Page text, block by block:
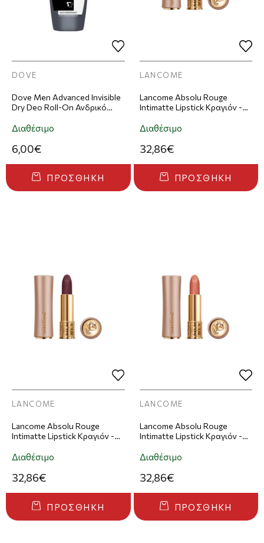
DOVE
Dove Men Advanced Invisible
Dry Deo Roll-On Ανδρικό
Διαθέσιμο
6,00€
ΠΡΟΣΘΉΚΗ
LANCOME
Lancome Absolu Rouge
Intimatte Lipstick Κραγιόν -
Διαθέσιμο
32,86€
ΠΡΟΣΘΉΚΗ
LANCOME
Lancome Absolu Rouge
Intimatte Lipstick Κραγιόν -
Διαθέσιμο
32,86€
ΠΡΟΣΘΉΚΗ
LANCOME
Lancome Absolu Rouge
Intimatte Lipstick Κραγιόν -
Διαθέσιμο
32,86€
ΠΡΟΣΘΉΚΗ